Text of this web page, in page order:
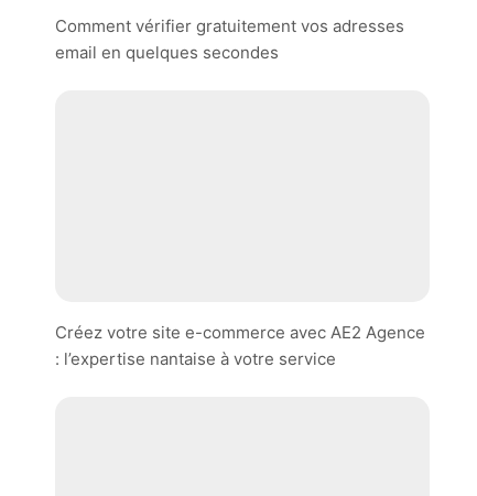
Comment vérifier gratuitement vos adresses
email en quelques secondes
Créez votre site e-commerce avec AE2 Agence
: l’expertise nantaise à votre service